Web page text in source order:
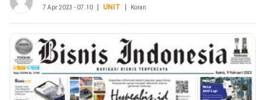
7 Apr 2023 - 07.10 UNIT Koran